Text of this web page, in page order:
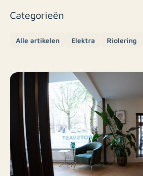
Categorieën
Alle artikelen Elektra Riolering